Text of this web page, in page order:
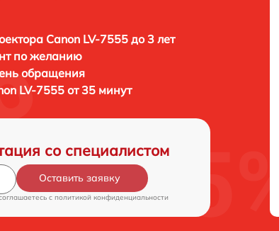
Canon LV-7555 до 3 лет
по желанию
обращения
LV-7555 от 35 минут
со специалистом
Оставить заявку
c политикой конфиденциальности